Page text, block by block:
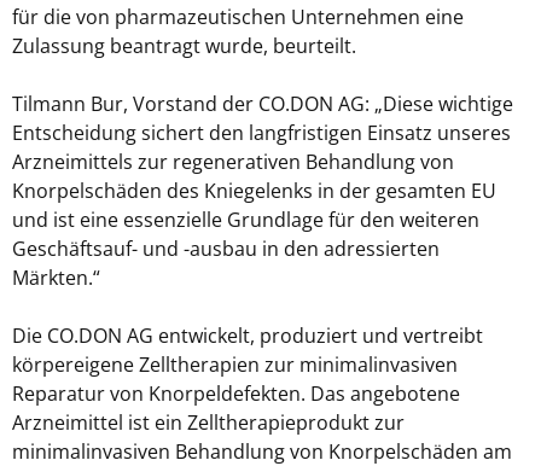
für die von pharmazeutischen Unternehmen eine
Zulassung beantragt wurde, beurteilt.
Tilmann Bur, Vorstand der CO.DON AG: „Diese wichtige
Entscheidung sichert den langfristigen Einsatz unseres
Arzneimittels zur regenerativen Behandlung von
Knorpelschäden des Kniegelenks in der gesamten EU
und ist eine essenzielle Grundlage für den weiteren
Geschäftsauf- und -ausbau in den adressierten
Märkten.“
Die CO.DON AG entwickelt, produziert und vertreibt
körpereigene Zelltherapien zur minimalinvasiven
Reparatur von Knorpeldefekten. Das angebotene
Arzneimittel ist ein Zelltherapieprodukt zur
minimalinvasiven Behandlung von Knorpelschäden am